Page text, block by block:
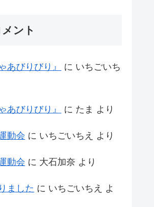
ント
あびりびり』 に いちごいち
あびりびり』 に たま より
動会 に いちごいちえ より
動会 に 大石加奈 より
ました に いちごいちえ
よ